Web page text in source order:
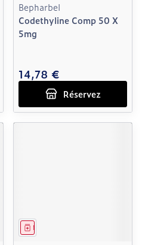
Bepharbel
Codethyline Comp 50 X
5mg
14,78 €
Réservez
Médicament